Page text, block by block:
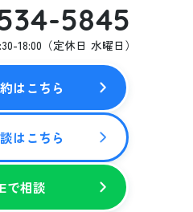
はこちら
はこちら
で相談
5845
18:00（定休日 水曜日）